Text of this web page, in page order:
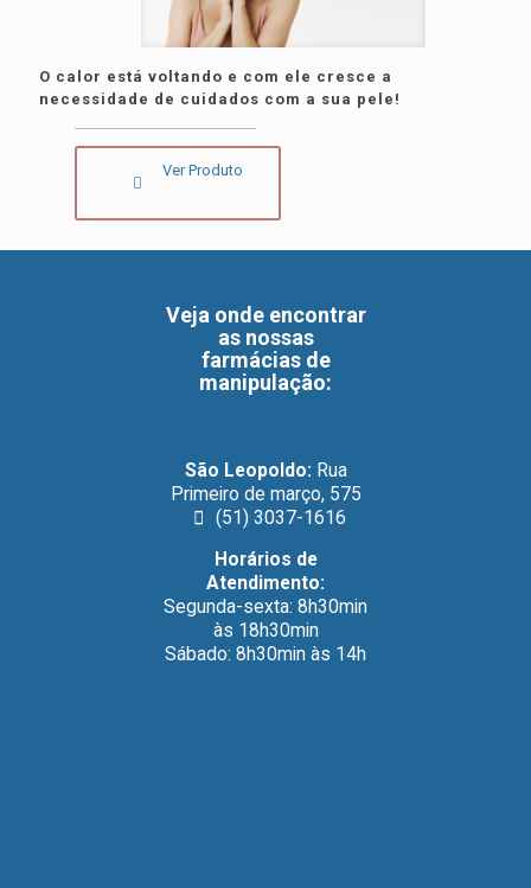
O calor está voltando e com ele cresce a
necessidade de cuidados com a sua pele!
Ver Produto
Veja onde encontrar
as nossas
farmácias de
manipulação:
São Leopoldo: Rua
Primeiro de março, 575
(51) 3037-1616
Horários de
Atendimento:
Segunda-sexta: 8h30min
às 18h30min
Sábado: 8h30min às 14h